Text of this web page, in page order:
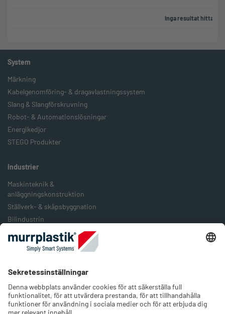
Inga resultat
System
Märkning
Kabelgenomföring- & dragavlastningssystem
Slang & Slangförskruvning
Robot- & Automationslösningar
Energikedjor
STEGO Produkter
Industrier
Maskinteknik &
anläggningskonstruktion
Ställverk- & skåpsbyggnation
Bilindustrin
Järnväg & järnvägstransport
Livsmedelsindustrin
Förnybar energi
Företaget
Om oss